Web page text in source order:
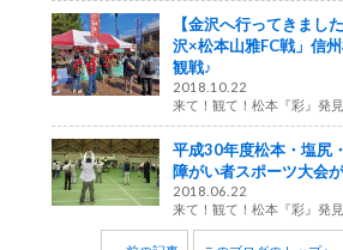
【金沢へ行ってきまし
沢×松本山雅FC戦」信
観戦♪
2018.10.22
来て！観て！松本『彩』発見
平成30年度松本・塩尻
障がい者スポーツ大会
2018.06.22
来て！観て！松本『彩』発見